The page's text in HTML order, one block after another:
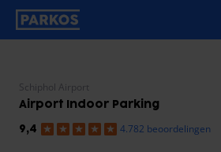
label-voor-primaire-navigatie
Schiphol Airport
Airport Indoor Parking
9,4 4.782 beoordelingen